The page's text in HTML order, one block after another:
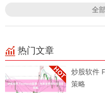
全
热门文章
炒股软件
策略